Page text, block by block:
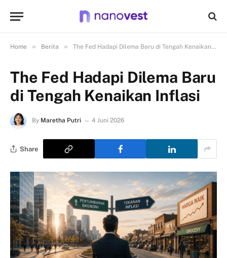
Home » Berita » The Fed Hadapi Dilema Baru di Tengah Kenaikan Inflasi
The Fed Hadapi Dilema Baru
di Tengah Kenaikan Inflasi
By Maretha Putri 4 Juni 2026
Share